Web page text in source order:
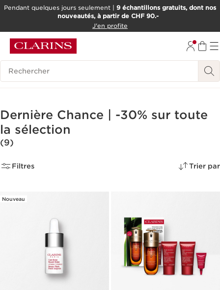
ALLER AU CONTENU
OUTIL D'ACCESSIBILITÉ
Pendant quelques jours seulement | 9 échantillons gratuits, dont nos
nouveautés, à partir de CHF 90.-
J'en profite
Historique des recherches
Dernière Chance | -30% sur toute
la sélection
(9)
Filtres Trier par
Nouveau